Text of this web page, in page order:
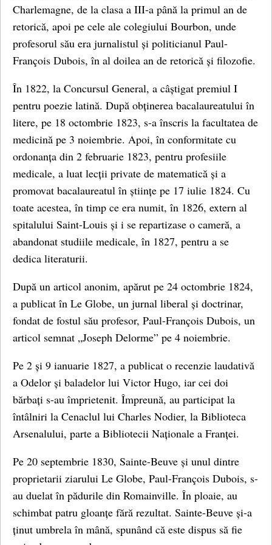
Charlemagne, de la clasa a III-a până la primul an de
retorică, apoi pe cele ale colegiului Bourbon, unde
profesorul său era jurnalistul și politicianul Paul-
François Dubois, în al doilea an de retorică și filozofie.
În 1822, la Concursul General, a câștigat premiul I
pentru poezie latină. După obținerea bacalaureatului în
litere, pe 18 octombrie 1823, s-a înscris la facultatea de
medicină pe 3 noiembrie. Apoi, în conformitate cu
ordonanța din 2 februarie 1823, pentru profesiile
medicale, a luat lecții private de matematică și a
promovat bacalaureatul în științe pe 17 iulie 1824. Cu
toate acestea, în timp ce era numit, în 1826, extern al
spitalului Saint-Louis și i se repartizase o cameră, a
abandonat studiile medicale, în 1827, pentru a se
dedica literaturii.
După un articol anonim, apărut pe 24 octombrie 1824,
a publicat în Le Globe, un jurnal liberal și doctrinar,
fondat de fostul său profesor, Paul-François Dubois, un
articol semnat „Joseph Delorme” pe 4 noiembrie.
Pe 2 și 9 ianuarie 1827, a publicat o recenzie laudativă
a Odelor și baladelor lui Victor Hugo, iar cei doi
bărbați s-au împrietenit. Împreună, au participat la
întâlniri la Cenaclul lui Charles Nodier, la Biblioteca
Arsenalului, parte a Bibliotecii Naționale a Franței.
Pe 20 septembrie 1830, Sainte-Beuve și unul dintre
proprietarii ziarului Le Globe, Paul-François Dubois, s-
au duelat în pădurile din Romainville. În ploaie, au
schimbat patru gloanțe fără rezultat. Sainte-Beuve și-a
ținut umbrela în mână, spunând că este dispus să fie